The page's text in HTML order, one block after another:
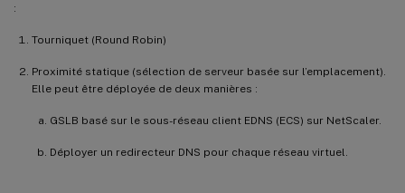
:
Tourniquet (Round Robin)
Proximité statique (sélection de serveur basée sur l’emplacement).
Elle peut être déployée de deux manières :
GSLB basé sur le sous-réseau client EDNS (ECS) sur NetScaler.
Déployer un redirecteur DNS pour chaque réseau virtuel.